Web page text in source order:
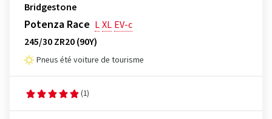
Bridgestone
Potenza Race LXL EV-c
245/30 ZR20 (90Y)
Pneus été voiture de tourisme
(1)